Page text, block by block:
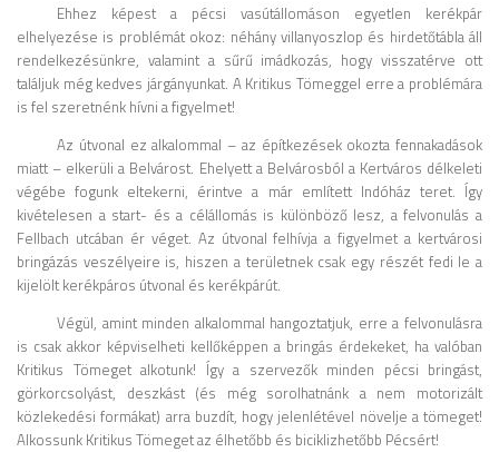
Ehhez képest a pécsi vasútállomáson egyetlen kerékpár
elhelyezése is problémát okoz: néhány villanyoszlop és hirdetőtábla áll
rendelkezésünkre, valamint a sűrű imádkozás, hogy visszatérve ott
találjuk még kedves járgányunkat. A Kritikus Tömeggel erre a problémára
is fel szeretnénk hívni a figyelmet!
Az útvonal ez alkalommal – az építkezések okozta fennakadások
miatt – elkerüli a Belvárost. Ehelyett a Belvárosból a Kertváros délkeleti
végébe fogunk eltekerni, érintve a már említett Indóház teret. Így
kivételesen a start- és a célállomás is különböző lesz, a felvonulás a
Fellbach utcában ér véget. Az útvonal felhívja a figyelmet a kertvárosi
bringázás veszélyeire is, hiszen a területnek csak egy részét fedi le a
kijelölt kerékpáros útvonal és kerékpárút.
Végül, amint minden alkalommal hangoztatjuk, erre a felvonulásra
is csak akkor képviselheti kellőképpen a bringás érdekeket, ha valóban
Kritikus Tömeget alkotunk! Így a szervezők minden pécsi bringást,
görkorcsolyást, deszkást (és még sorolhatnánk a nem motorizált
közlekedési formákat) arra buzdít, hogy jelenlétével növelje a tömeget!
Alkossunk Kritikus Tömeget az élhetőbb és biciklizhetőbb Pécsért!